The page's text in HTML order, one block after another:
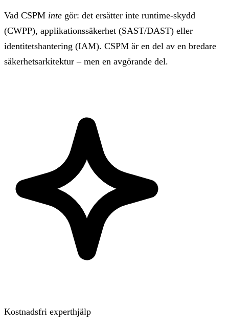
Vad CSPM inte gör: det ersätter inte runtime-skydd
(CWPP), applikationssäkerhet (SAST/DAST) eller
identitetshantering (IAM). CSPM är en del av en bredare
säkerhetsarkitektur – men en avgörande del.
Kostnadsfri experthjälp